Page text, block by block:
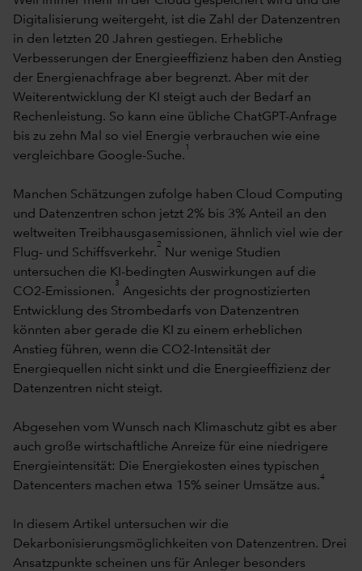
Digitalisierung weitergeht, ist die Zahl der Datenzentren
in den letzten 20 Jahren gestiegen. Erhebliche
Verbesserungen der Energieeffizienz haben den Anstieg
der Energienachfrage aber begrenzt. Aber mit der
Weiterentwicklung der KI steigt auch der Bedarf an
Rechenleistung. So kann eine übliche ChatGPT-Anfrage
bis zu zehn Mal so viel Energie verbrauchen wie eine
vergleichbare Google-Suche.
1
Manchen Schätzungen zufolge haben Cloud Computing
und Datenzentren schon jetzt 2% bis 3% Anteil an den
weltweiten Treibhausgasemissionen, ähnlich viel wie der
Flug- und Schiffsverkehr.
2
Nur wenige Studien
untersuchen die KI-bedingten Auswirkungen auf die
CO2-Emissionen.
3
Angesichts der prognostizierten
Entwicklung des Strombedarfs von Datenzentren
könnten aber gerade die KI zu einem erheblichen
Anstieg führen, wenn die CO2-Intensität der
Energiequellen nicht sinkt und die Energieeffizienz der
Datenzentren nicht steigt.
Abgesehen vom Wunsch nach Klimaschutz gibt es aber
auch große wirtschaftliche Anreize für eine niedrigere
Energieintensität: Die Energiekosten eines typischen
Datencenters machen etwa 15% seiner Umsätze aus.
4
In diesem Artikel untersuchen wir die
Dekarbonisierungsmöglichkeiten von Datenzentren. Drei
Ansatzpunkte scheinen uns für Anleger besonders